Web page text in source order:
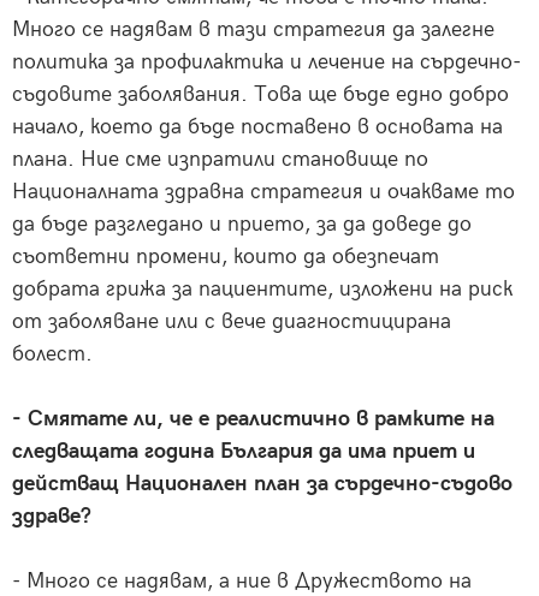
Много се надявам в тази стратегия да залегне
политика за профилактика и лечение на сърдечно-
съдовите заболявания. Това ще бъде едно добро
начало, което да бъде поставено в основата на
плана. Ние сме изпратили становище по
Националната здравна стратегия и очакваме то
да бъде разгледано и прието, за да доведе до
съответни промени, които да обезпечат
добрата грижа за пациентите, изложени на риск
от заболяване или с вече диагностицирана
болест.
- Смятате ли, че е реалистично в рамките на
следващата година България да има приет и
действащ Национален план за сърдечно-съдово
здраве?
- Много се надявам, а ние в Дружеството на